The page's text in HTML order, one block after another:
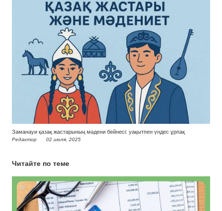
Заманауи қазақ жастарының мәдени бейнесі: уақытпен үндес ұрпақ
Редактор 02 июля, 2025
Читайте по теме